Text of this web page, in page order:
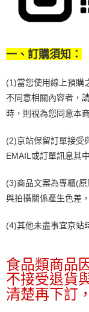
５．嚴禁一人註冊多
恩沛科技股份有限公
一、訂購須知：
(1)當您使用線上預購
不同意相關內容者，
時，則視為您同意本
(2)京站保留訂單接受
EMAIL或訂單訊息其
(3)商品文案為專櫃(
與拍攝關係產生色差
(4)其他未盡事宜京站
食品類商品
不接受退貨
清楚再下訂